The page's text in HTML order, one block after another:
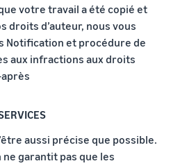
votre travail a été copié et
droits d’auteur, nous vous
Notification et procédure de
aux infractions aux droits
aussi précise que possible.
ne garantit pas que les